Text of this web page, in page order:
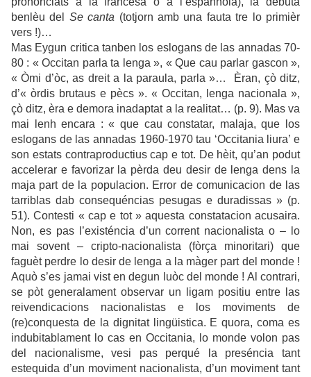
benlèu del Se canta (totjorn amb una fauta tre lo primièr
vers !)…
Mas Eygun critica tanben los eslogans de las annadas 70-
80 : « Occitan parla ta lenga », « Que cau parlar gascon »,
« Òmi d’òc, as dreit a la paraula, parla »… Èran, çò ditz,
d’« òrdis brutaus e pècs ». « Occitan, lenga nacionala »,
çò ditz, èra e demora inadaptat a la realitat… (p. 9). Mas va
mai lenh encara : « que cau constatar, malaja, que los
eslogans de las annadas 1960-1970 tau ‘Occitania liura’ e
son estats contraproductius cap e tot. De hèit, qu’an podut
accelerar e favorizar la pèrda deu desir de lenga dens la
maja part de la populacion. Error de comunicacion de las
tarriblas dab consequéncias pesugas e duradissas » (p.
51). Contesti « cap e tot » aquesta constatacion acusaira.
Non, es pas l’existéncia d’un corrent nacionalista o – lo
mai sovent – cripto-nacionalista (fòrça minoritari) que
faguèt perdre lo desir de lenga a la màger part del monde !
Aquò s’es jamai vist en degun luòc del monde ! Al contrari,
se pòt generalament observar un ligam positiu entre las
reivendicacions nacionalistas e los moviments de
(re)conquesta de la dignitat lingüistica. E quora, coma es
indubitablament lo cas en Occitania, lo monde volon pas
del nacionalisme, vesi pas perqué la preséncia tant
estequida d’un moviment nacionalista, d’un moviment tant